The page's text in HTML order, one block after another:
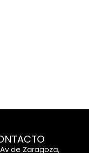
Av de Zaragoza,